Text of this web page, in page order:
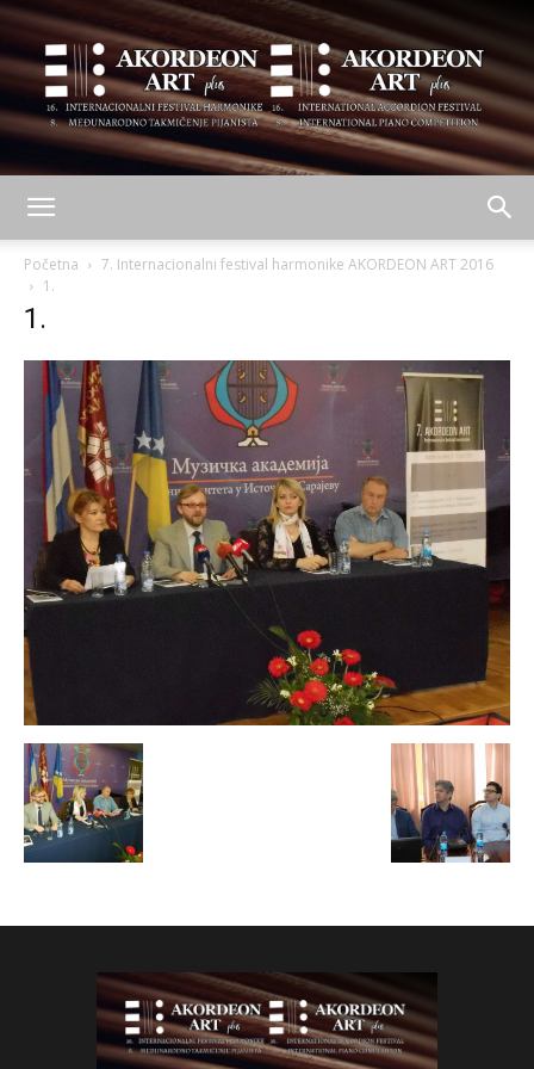
plus
Početna
7. Internacionalni festival harmonike AKORDEON ART 2016
1.
1.